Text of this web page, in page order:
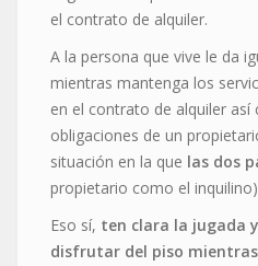
el contrato de alquiler.
A la persona que vive le da
mientras mantenga los
en el contrato de alquiler
obligaciones de un
situación en la que las dos
propietario como el inquilino)
Eso sí, ten clara la jugada
disfrutar del piso